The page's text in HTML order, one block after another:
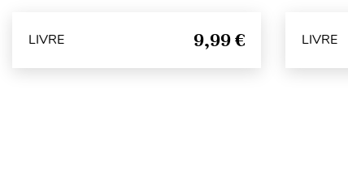
LIVRE 9,99 € LIVRE